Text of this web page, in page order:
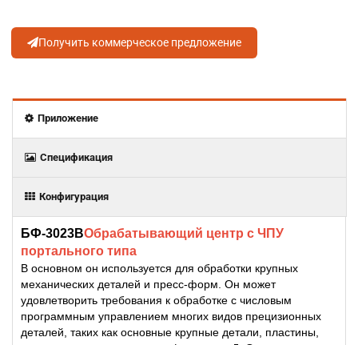
Получить коммерческое предложение
Приложение
Спецификация
Конфигурация
БФ-3023ВОбрабатывающий центр с ЧПУ
портального типа
В основном он используется для обработки крупных
механических деталей и пресс-форм. Он может
удовлетворить требования к обработке с числовым
программным управлением многих видов прецизионных
деталей, таких как основные крупные детали, пластины,